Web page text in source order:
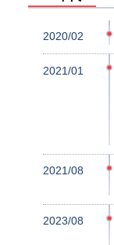
2020/02
2021/01
2021/08
2023/08